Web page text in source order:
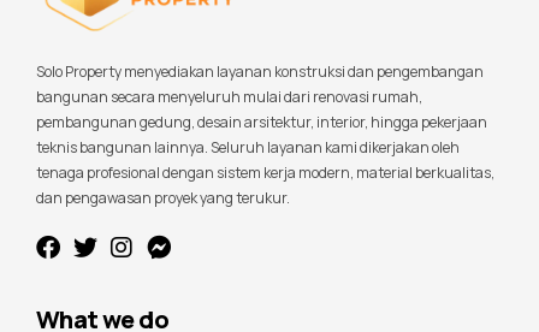
Solo Property menyediakan layanan konstruksi dan pengembangan
bangunan secara menyeluruh mulai dari renovasi rumah,
pembangunan gedung, desain arsitektur, interior, hingga pekerjaan
teknis bangunan lainnya. Seluruh layanan kami dikerjakan oleh
tenaga profesional dengan sistem kerja modern, material berkualitas,
dan pengawasan proyek yang terukur.
What we do